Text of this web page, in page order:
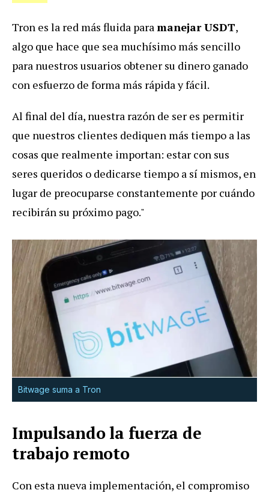
Tron es la red más fluida paramanejar USDT,
algo que hace que sea muchísimo más sencillo
para nuestros usuarios obtener su dinero ganado
con esfuerzo de forma más rápida y fácil.
Al final del día, nuestra razón de ser es permitir
que nuestros clientes dediquen más tiempo a las
cosas que realmente importan: estar con sus
seres queridos o dedicarse tiempo a sí mismos, en
lugar de preocuparse constantemente por cuándo
recibirán su próximo pago."
Bitwage suma a Tron
Impulsando la fuerza de
trabajo remoto
Con esta nueva implementación, el compromiso